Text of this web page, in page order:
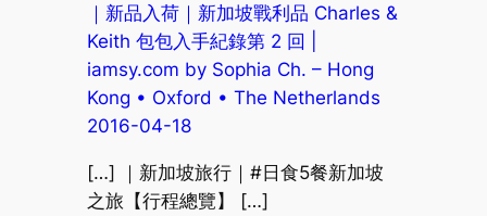
｜新品入荷｜新加坡戰利品 Charles &
Keith 包包入手紀錄第 2 回 |
iamsy.com by Sophia Ch. – Hong
Kong • Oxford • The Netherlands
2016-04-18
[…] ｜新加坡旅行｜#日食5餐新加坡
之旅【行程總覽】 […]